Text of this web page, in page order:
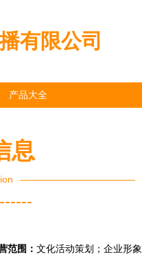
有限公司
产品大全
息
范围： 文化活动策划；企业形象